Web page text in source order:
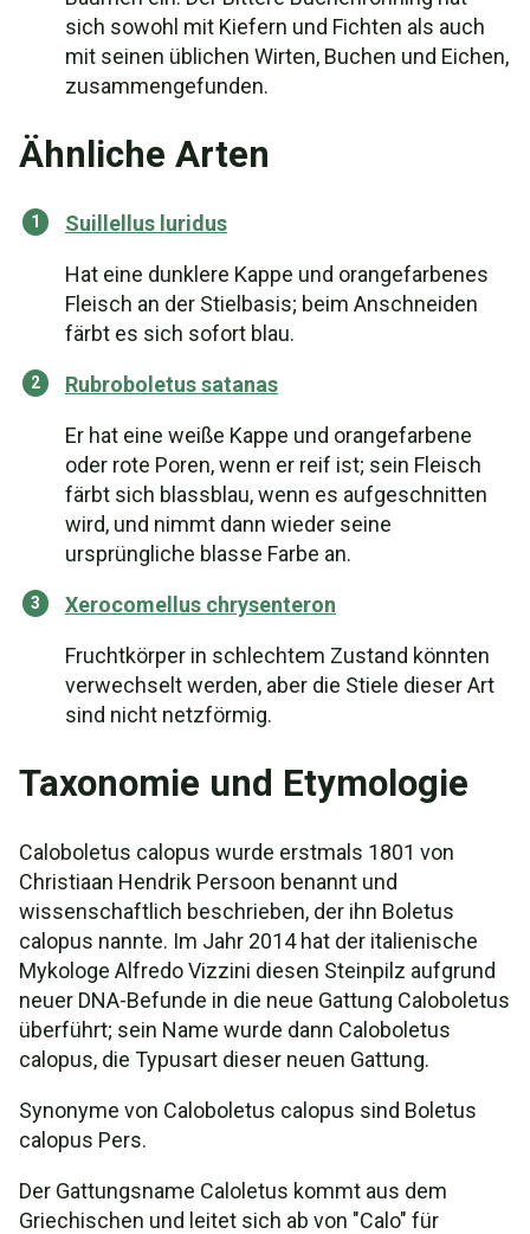
sich sowohl mit Kiefern und Fichten als auch
mit seinen üblichen Wirten, Buchen und Eichen,
zusammengefunden.
Ähnliche Arten
Suillellus luridus
Hat eine dunklere Kappe und orangefarbenes
Fleisch an der Stielbasis; beim Anschneiden
färbt es sich sofort blau.
Rubroboletus satanas
Er hat eine weiße Kappe und orangefarbene
oder rote Poren, wenn er reif ist; sein Fleisch
färbt sich blassblau, wenn es aufgeschnitten
wird, und nimmt dann wieder seine
ursprüngliche blasse Farbe an.
Xerocomellus chrysenteron
Fruchtkörper in schlechtem Zustand könnten
verwechselt werden, aber die Stiele dieser Art
sind nicht netzförmig.
Taxonomie und Etymologie
Caloboletus calopus wurde erstmals 1801 von
Christiaan Hendrik Persoon benannt und
wissenschaftlich beschrieben, der ihn Boletus
calopus nannte. Im Jahr 2014 hat der italienische
Mykologe Alfredo Vizzini diesen Steinpilz aufgrund
neuer DNA-Befunde in die neue Gattung Caloboletus
überführt; sein Name wurde dann Caloboletus
calopus, die Typusart dieser neuen Gattung.
Synonyme von Caloboletus calopus sind Boletus
calopus Pers.
Der Gattungsname Caloletus kommt aus dem
Griechischen und leitet sich ab von "Calo" für